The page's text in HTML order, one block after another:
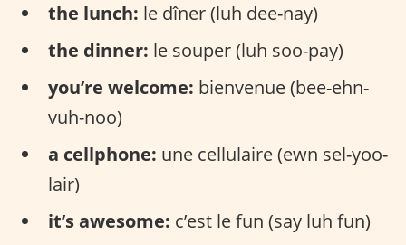
the lunch: le dîner (luh dee-nay)
the dinner: le souper (luh soo-pay)
you’re welcome: bienvenue (bee-ehn-
vuh-noo)
a cellphone: une cellulaire (ewn sel-yoo-
lair)
it’s awesome: c’est le fun (say luh fun)